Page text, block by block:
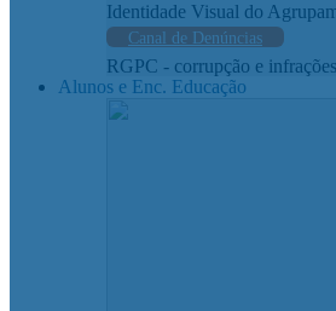
Identidade Visual do
Canal de Denúncias
RGPC - corrupção e
Alunos e Enc. Educação